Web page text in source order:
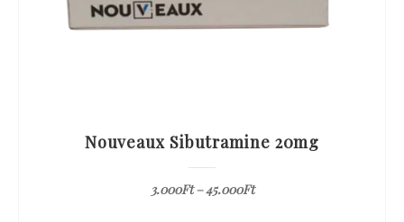
Nouveaux Sibutramine 20mg
3.000Ft–45.000Ft